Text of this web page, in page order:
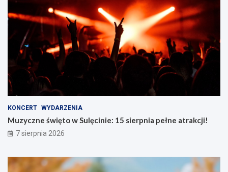
KONCERT WYDARZENIA
Muzyczne święto w Sulęcinie: 15 sierpnia pełne atrakcji!
7 sierpnia 2026